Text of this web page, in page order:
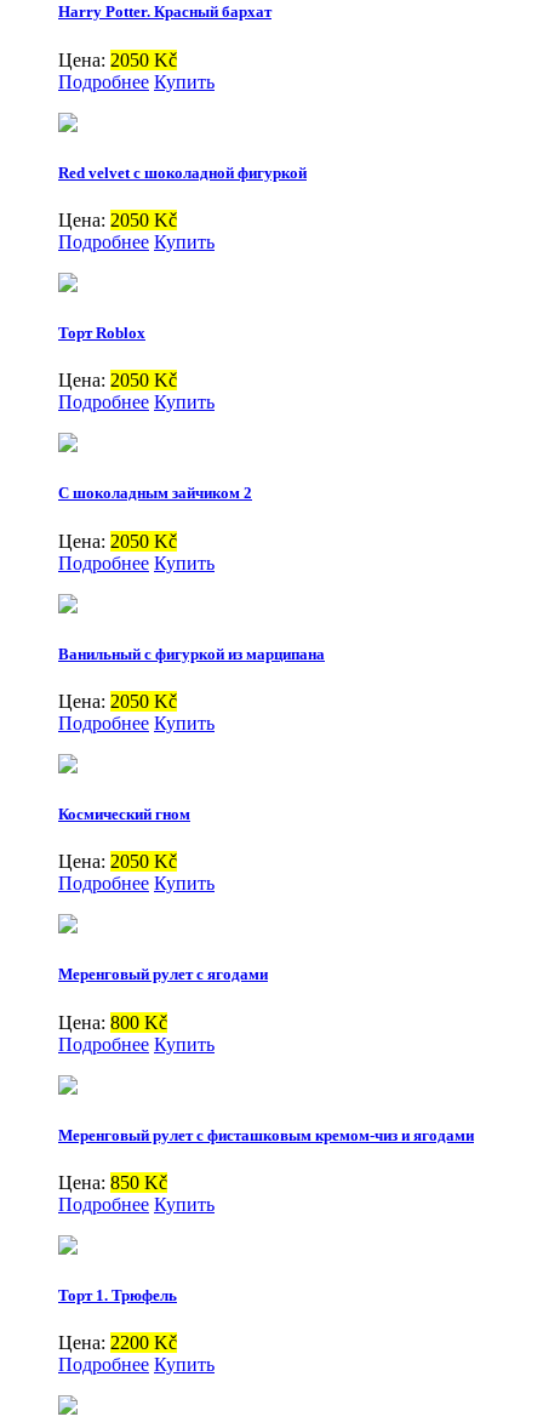
Harry Potter. Красный бархат
Цена: 2050 Kč
Подробнее Купить
Red velvet с шоколадной фигуркой
Цена: 2050 Kč
Подробнее Купить
Торт Roblox
Цена: 2050 Kč
Подробнее Купить
С шоколадным зайчиком 2
Цена: 2050 Kč
Подробнее Купить
Ванильный с фигуркой из марципана
Цена: 2050 Kč
Подробнее Купить
Космический гном
Цена: 2050 Kč
Подробнее Купить
Меренговый рулет с ягодами
Цена: 800 Kč
Подробнее Купить
Меренговый рулет с фисташковым кремом-чиз и ягодами
Цена: 850 Kč
Подробнее Купить
Торт 1. Трюфель
Цена: 2200 Kč
Подробнее Купить